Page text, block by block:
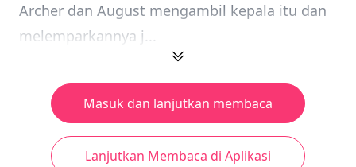
Archer dan August mengambil kepala itu dan
melemparkannya j...
Masuk dan lanjutkan membaca
Lanjutkan Membaca di Aplikasi